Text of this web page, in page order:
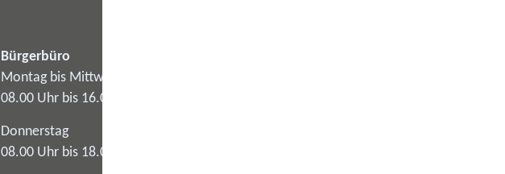
Bürgerbüro
Montag bis Mittwoch
08.00 Uhr bis 16.00 Uhr
Donnerstag
08.00 Uhr bis 18.00 Uhr